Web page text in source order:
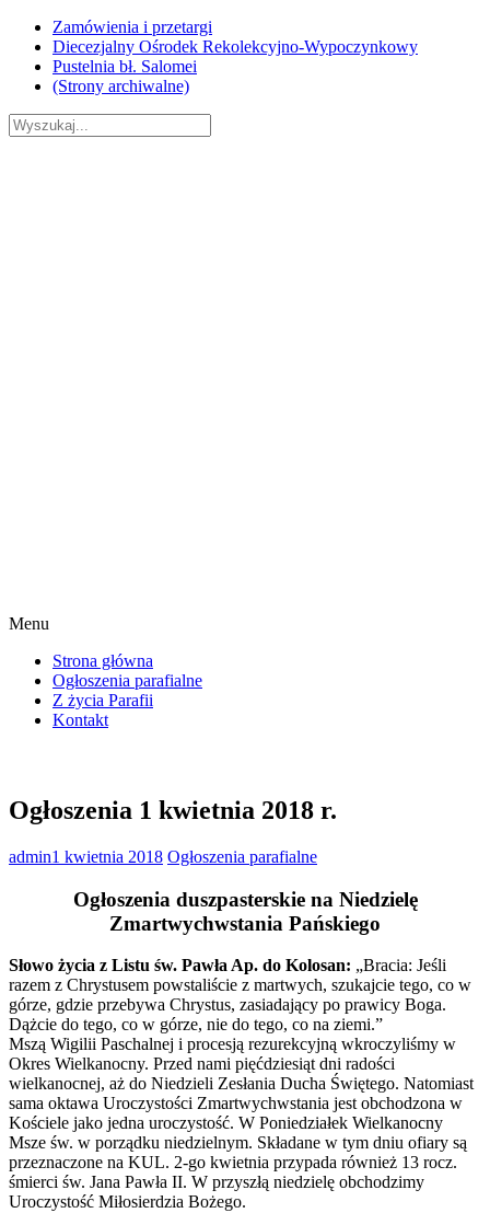
Skip
content
Zamówienia i przetargi
Diecezjalny Ośrodek Rekolekcyjno-Wypoczynkowy
Pustelnia bł. Salomei
(Strony archiwalne)
Menu
Strona główna
Ogłoszenia parafialne
Z życia Parafii
Kontakt
Ogłoszenia 1 kwietnia 2018 r.
admin1 kwietnia 2018 Ogłoszenia parafialne
Ogłoszenia duszpasterskie na Niedzielę
Zmartwychwstania Pańskiego
Słowo życia z Listu św. Pawła Ap. do Kolosan: „Bracia: Jeśli
razem z Chrystusem powstaliście z martwych, szukajcie tego, co w
górze, gdzie przebywa Chrystus, zasiadający po prawicy Boga.
Dążcie do tego, co w górze, nie do tego, co na ziemi.”
Mszą Wigilii Paschalnej i procesją rezurekcyjną wkroczyliśmy w
Okres Wielkanocny. Przed nami pięćdziesiąt dni radości
wielkanocnej, aż do Niedzieli Zesłania Ducha Świętego. Natomiast
sama oktawa Uroczystości Zmartwychwstania jest obchodzona w
Kościele jako jedna uroczystość. W Poniedziałek Wielkanocny
Msze św. w porządku niedzielnym. Składane w tym dniu ofiary są
przeznaczone na KUL. 2-go kwietnia przypada również 13 rocz.
śmierci św. Jana Pawła II. W przyszłą niedzielę obchodzimy
Uroczystość Miłosierdzia Bożego.